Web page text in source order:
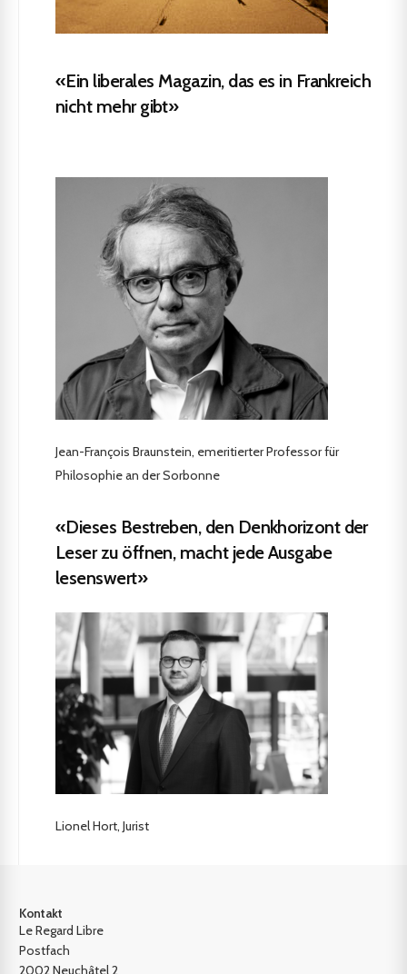
«Ein liberales Magazin, das es in Frankreich
nicht mehr gibt»
Jean-François Braunstein, emeritierter Professor für
Philosophie an der Sorbonne
«Dieses Bestreben, den Denkhorizont der
Leser zu öffnen, macht jede Ausgabe
lesenswert»
Lionel Hort, Jurist
Kontakt
Le Regard Libre
Postfach
2002 Neuchâtel 2